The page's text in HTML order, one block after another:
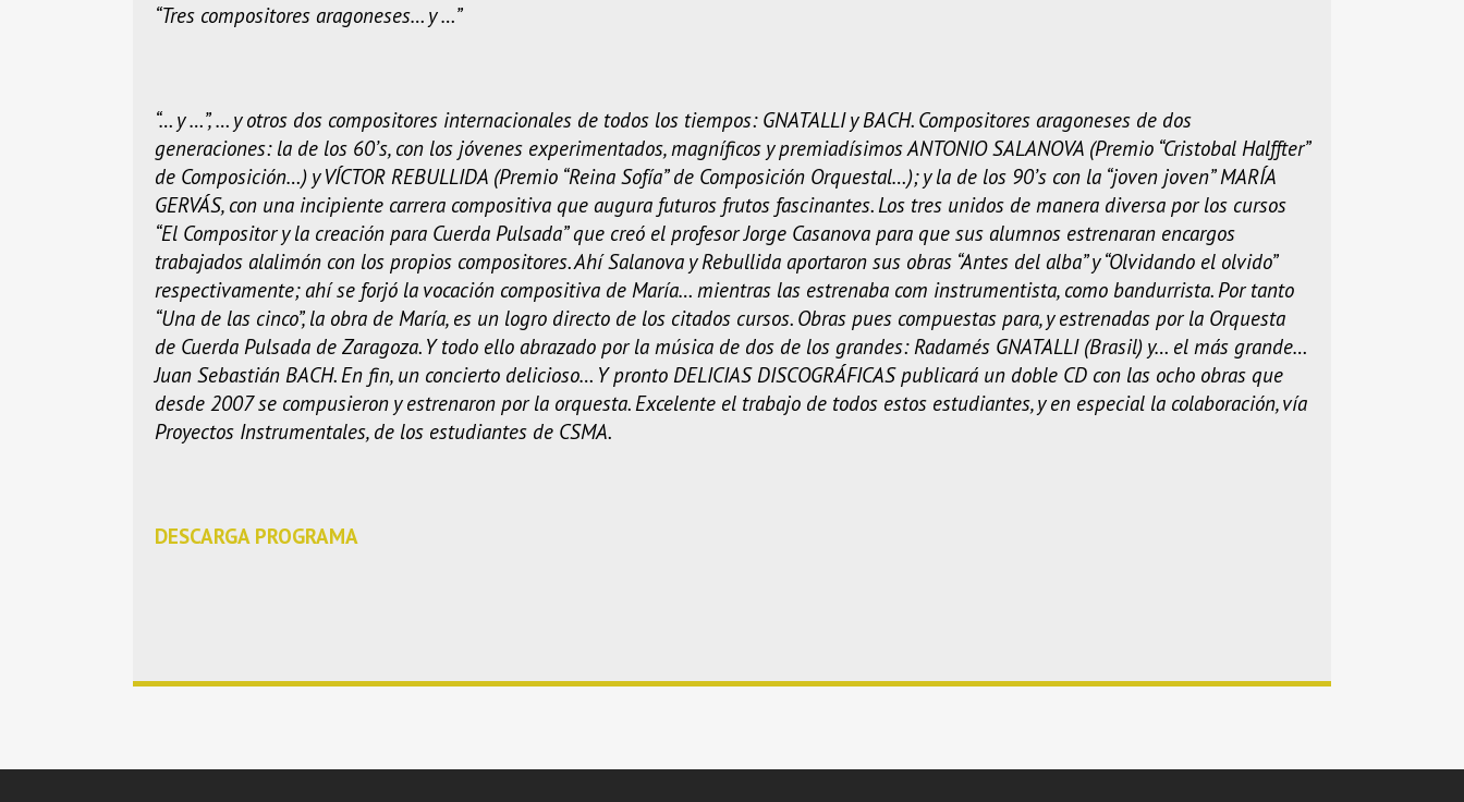
“Tres compositores aragoneses… y …”
“… y …”, … y otros dos compositores internacionales de todos los tiempos: GNATALLI y BACH. Compositores aragoneses de dos
generaciones: la de los 60’s, con los jóvenes experimentados, magníficos y premiadísimos ANTONIO SALANOVA (Premio “Cristobal Halffter”
de Composición…) y VÍCTOR REBULLIDA (Premio “Reina Sofía” de Composición Orquestal…); y la de los 90’s con la “joven joven” MARÍA
GERVÁS, con una incipiente carrera compositiva que augura futuros frutos fascinantes. Los tres unidos de manera diversa por los cursos
“El Compositor y la creación para Cuerda Pulsada” que creó el profesor Jorge Casanova para que sus alumnos estrenaran encargos
trabajados alalimón con los propios compositores. Ahí Salanova y Rebullida aportaron sus obras “Antes del alba” y “Olvidando el olvido”
respectivamente; ahí se forjó la vocación compositiva de María… mientras las estrenaba com instrumentista, como bandurrista. Por tanto
“Una de las cinco”, la obra de María, es un logro directo de los citados cursos. Obras pues compuestas para, y estrenadas por la Orquesta
de Cuerda Pulsada de Zaragoza. Y todo ello abrazado por la música de dos de los grandes: Radamés GNATALLI (Brasil) y… el más grande…
Juan Sebastián BACH. En fin, un concierto delicioso… Y pronto DELICIAS DISCOGRÁFICAS publicará un doble CD con las ocho obras que
desde 2007 se compusieron y estrenaron por la orquesta. Excelente el trabajo de todos estos estudiantes, y en especial la colaboración, vía
Proyectos Instrumentales, de los estudiantes de CSMA.
DESCARGA PROGRAMA